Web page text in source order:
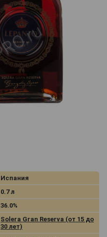
Испания
0.7 л
36.0%
Solera Gran Reserva (от 15 до
30 лет)